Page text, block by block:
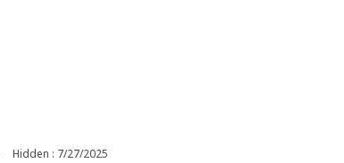
Hidden : 7/27/2025